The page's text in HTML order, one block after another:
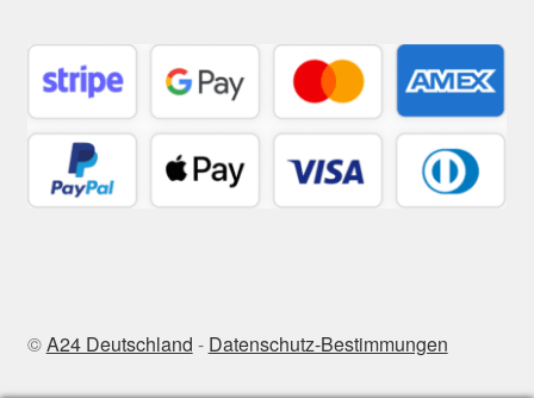
©A24 Deutschland - Datenschutz-Bestimmungen